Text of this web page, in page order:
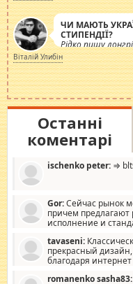
ЧИ МАЮТЬ
СТИПЕНДІЇ?
Рідко пишу
але вже просто
інсенуації
Штучно
катастрофа.
Віталій Улибін
Останні
коментарі
ischenko peter: ⇒
Gor:Сейчас рынок
причем предлагают
исполнение и
дизайну, мало походит на
креативненько и что
без ненужных наворотов
tavaseni:
прекрасный
благодаря
romanenko sasha83: